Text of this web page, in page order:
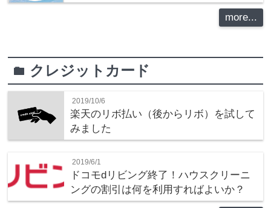
more...
folder クレジットカード
2019/10/6
楽天のリボ払い（後からリボ）を試して
みました
2019/6/1
ドコモdリビング終了！ハウスクリーニ
ングの割引は何を利用すればよいか？